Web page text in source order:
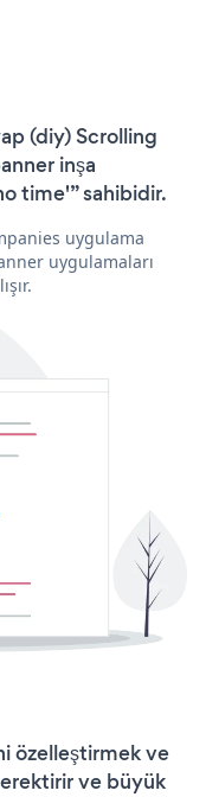
(diy) Scrolling
inşa
time'” sahibidir.
uygulama
uygulamaları
özelleştirmek ve
ve büyük